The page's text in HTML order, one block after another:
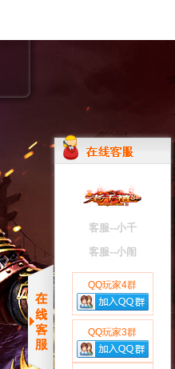
客服--小千
客服--小闹
QQ玩家4群
QQ玩家3群